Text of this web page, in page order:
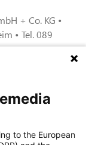
+ Co. KG •
• Tel. 089
Essen
to the European